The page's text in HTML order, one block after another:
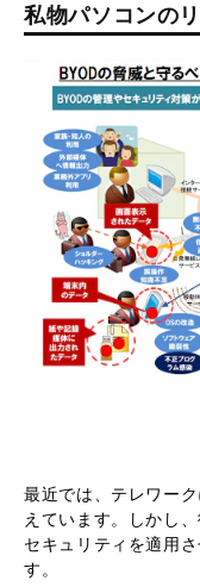
私物パソコンの
最近では、テレワー
えています。しかし
セキュリティを適用
す。